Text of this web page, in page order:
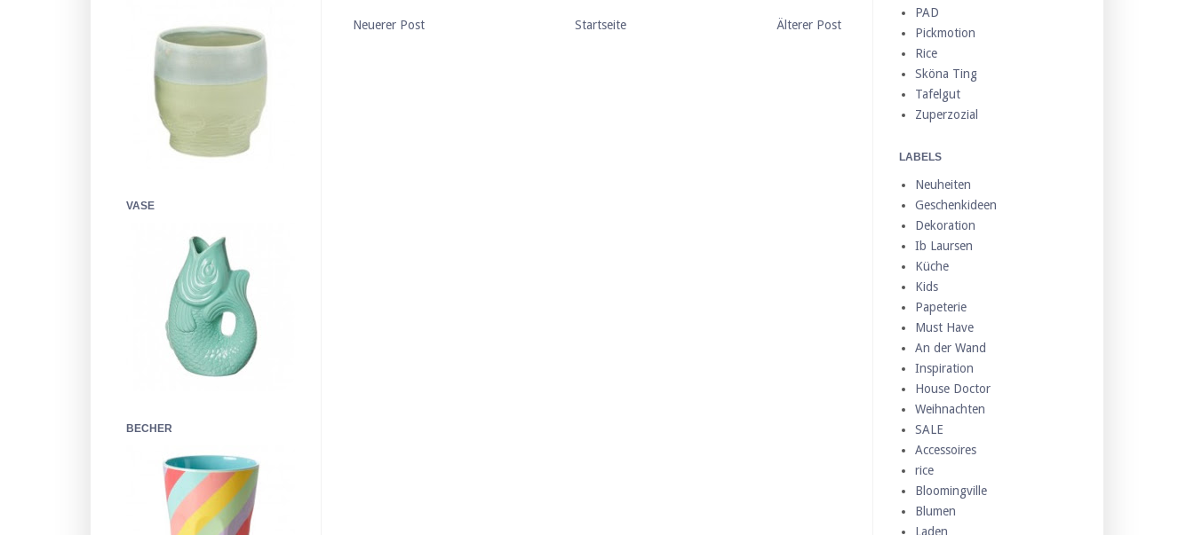
Neuerer Post Älterer Post
Startseite
VASE
BECHER
PAD
Pickmotion
Rice
Sköna Ting
Tafelgut
Zuperzozial
LABELS
Neuheiten
Geschenkideen
Dekoration
Ib Laursen
Küche
Kids
Papeterie
Must Have
An der Wand
Inspiration
House Doctor
Weihnachten
SALE
Accessoires
rice
Bloomingville
Blumen
Laden